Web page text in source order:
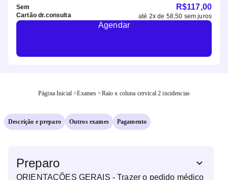
Sem
Cartão dr.consulta
R$117,00
até 2x de 58,50 sem juros
Agendar
Página Inicial >Exames >Raio x coluna cervical 2 incidencias
Descrição e preparo Outros exames Pagamento
Preparo
ORIENTAÇÕES GERAIS - Trazer o pedido médico